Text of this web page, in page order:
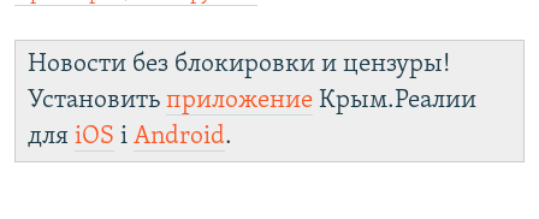
Новости без блокировки и цензуры!
Установить приложение Крым.Реалии
для iOS і Android.